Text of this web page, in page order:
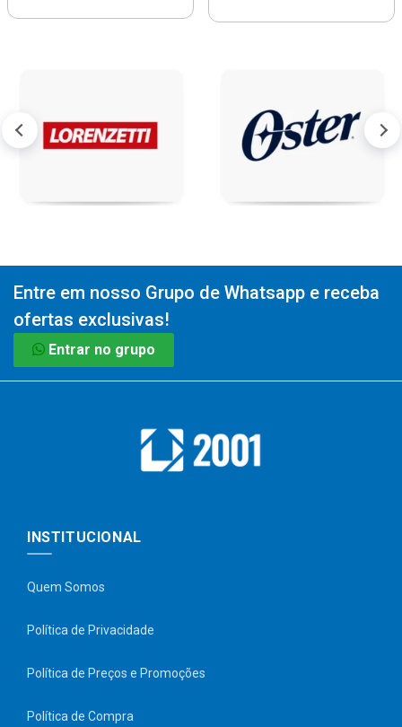
Entre em nosso Grupo de Whatsapp e receba
ofertas exclusivas!
Entrar no grupo
INSTITUCIONAL
Quem Somos
Política de Privacidade
Política de Preços e Promoções
Política de Compra